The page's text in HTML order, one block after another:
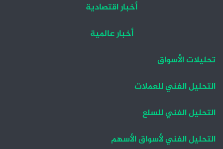
أخبار اقتصادية
أخبار عالمية
تحليلات الأسواق
التحليل الفني للعملات
التحليل الفني للسلع
التحليل الفني لأسواق الأسهم